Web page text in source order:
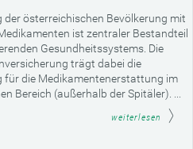
der österreichischen Bevölkerung mit
ist zentraler Bestandteil
Gesundheitssystems. Die
trägt dabei die
für die Medikamentenerstattung im
Bereich (außerhalb der Spitäler). ...
weiterlesen